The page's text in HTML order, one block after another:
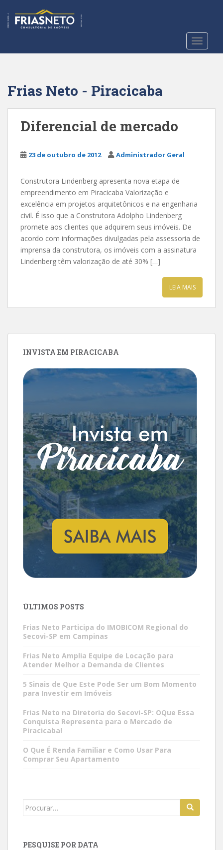
t
Frias Neto - Piracicaba
Diferencial de mercado
23 de outubro de 2012 Administrador Geral
Construtora Lindenberg apresenta nova etapa de
empreendimento em Piracicaba Valorização e
excelência em projetos arquitetônicos e na engenharia
civil. É isso que a Construtora Adolpho Lindenberg
promete aos clientes que adquirem seus imóveis. De
acordo com informações divulgadas pela assessoria de
imprensa da construtora, os imóveis com a assinatura
Lindenberg têm valorização de até 30% […]
LEIA MAIS
INVISTA EM PIRACICABA
ÚLTIMOS POSTS
Frias Neto Participa do IMOBICOM Regional do
Secovi-SP em Campinas
Frias Neto Amplia Equipe de Locação para
Atender Melhor a Demanda de Clientes
5 Sinais de Que Este Pode Ser um Bom Momento
para Investir em Imóveis
Frias Neto na Diretoria do Secovi-SP: OQue Essa
Conquista Representa para o Mercado de
Piracicaba!
O Que É Renda Familiar e Como Usar Para
Comprar Seu Apartamento
Search
PESQUISE POR DATA